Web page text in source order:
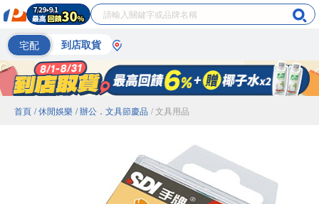
宅配 到店取貨
首頁 / 休閒娛樂 / 辦公．文具節慶品 / 文具用品